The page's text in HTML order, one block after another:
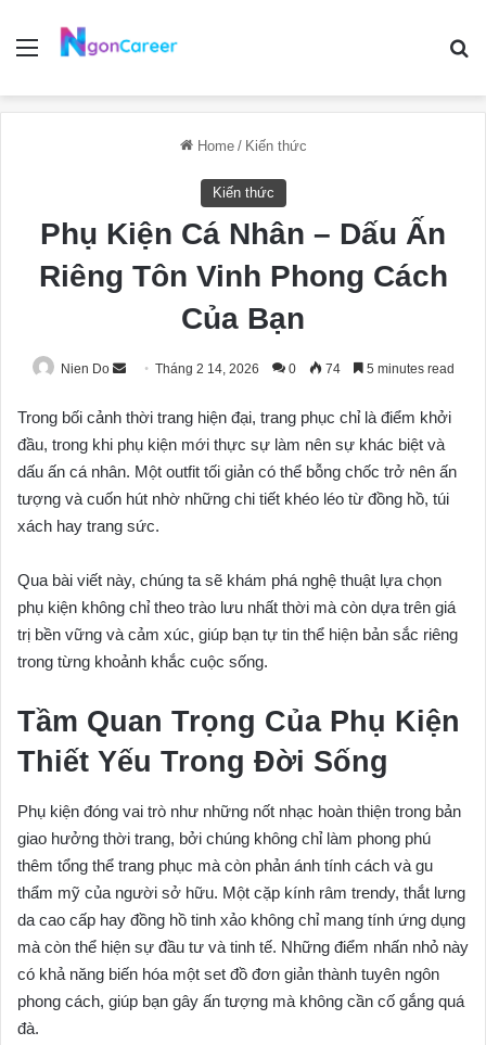
Menu
Home / Kiến thức
Kiến thức
Phụ Kiện Cá Nhân – Dấu Ấn
Riêng Tôn Vinh Phong Cách
Của Bạn
Nien Do
Send
email
Tháng 2 14, 2026 0 74 5 minutes read
Trong bối cảnh thời trang hiện đại, trang phục chỉ là điểm khởi
đầu, trong khi phụ kiện mới thực sự làm nên sự khác biệt và
dấu ấn cá nhân. Một outfit tối giản có thể bỗng chốc trở nên ấn
tượng và cuốn hút nhờ những chi tiết khéo léo từ đồng hồ, túi
xách hay trang sức.
Qua bài viết này, chúng ta sẽ khám phá nghệ thuật lựa chọn
phụ kiện không chỉ theo trào lưu nhất thời mà còn dựa trên giá
trị bền vững và cảm xúc, giúp bạn tự tin thể hiện bản sắc riêng
trong từng khoảnh khắc cuộc sống.
Tầm Quan Trọng Của Phụ Kiện
Thiết Yếu Trong Đời Sống
Phụ kiện đóng vai trò như những nốt nhạc hoàn thiện trong bản
giao hưởng thời trang, bởi chúng không chỉ làm phong phú
thêm tổng thể trang phục mà còn phản ánh tính cách và gu
thẩm mỹ của người sở hữu. Một cặp kính râm trendy, thắt lưng
da cao cấp hay đồng hồ tinh xảo không chỉ mang tính ứng dụng
mà còn thể hiện sự đầu tư và tinh tế. Những điểm nhấn nhỏ này
có khả năng biến hóa một set đồ đơn giản thành tuyên ngôn
phong cách, giúp bạn gây ấn tượng mà không cần cố gắng quá
đà.